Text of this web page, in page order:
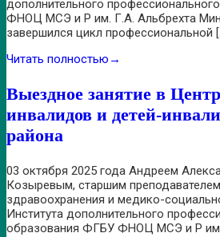
дополнительного
ФНОЦ МСЭ и Р им. Г.А. Альбрехта
завершился цикл профессиональной
Читать полностью →
Выездное занятие в
инвалидов и детей-
района
03 октября 2025 года Андреем
Козыревым, старшим
здравоохранения и медико-
Института дополнительного
образования ФГБУ ФНОЦ МСЭ и Р